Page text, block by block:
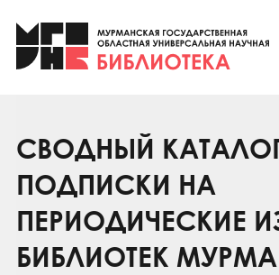
Клуб «Гиря и сельдерей»
Клуб «Семейный архив»
Коллегам
Контакты
СВОДНЫЙ
ПОДПИСКИ НА
ПЕРИОДИЧЕСКИЕ
БИБЛИОТЕК